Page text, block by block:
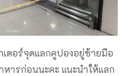
เตอร์จุดแลกคูปองอยู่ซ้ายมือ
ารก่อนนะคะ แนะนำให้แลก